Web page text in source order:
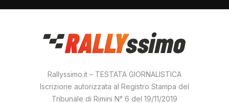
Rallyssimo.it – TESTATA GIORNALISTICA
Iscrizione autorizzata al Registro Stampa del
Tribunale di Rimini N° 6 del 19/11/2019